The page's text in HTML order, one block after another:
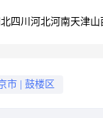
四川 河北河南天津山
市 鼓楼区